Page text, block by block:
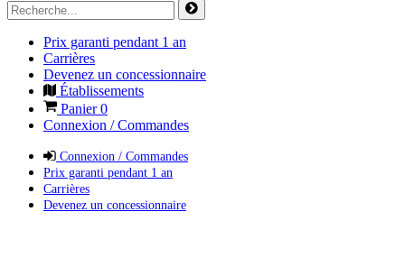
Prix garanti pendant 1 an
Carrières
Devenez un concessionnaire
Établissements
Panier0
Connexion / Commandes
Connexion / Commandes
Prix garanti pendant 1 an
Carrières
Devenez un concessionnaire